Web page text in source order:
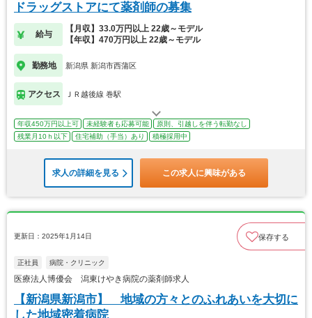
ドラッグストアにて薬剤師の募集
給与
【月収】33.0万円以上 22歳～モデル
【年収】470万円以上 22歳～モデル
勤務地 新潟県 新潟市西蒲区
アクセス ＪＲ越後線 巻駅
年収450万円以上可 未経験者も応募可能
原則、引越しを伴う転勤なし
残業月10ｈ以下
住宅補助（手当）あり 積極採用中
求人の詳細を見る この求人に興味がある
更新日：2025年1月14日 保存する
正社員 病院・クリニック
医療法人博優会 潟東けやき病院の薬剤師求人
【新潟県新潟市】 地域の方々とのふれあいを大切に
した地域密着病院